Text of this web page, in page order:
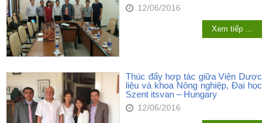
12/06/2016
Xem tiếp ...
Thúc đẩy hợp tác giữa Viện Dược
liệu và khoa Nông nghiệp, Đại học
Szent itsvan – Hungary
12/06/2016